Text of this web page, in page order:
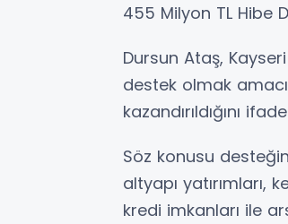
455 Milyon TL Hibe
Dursun Ataş,
destek olmak
kazandırıldığını
Söz konusu desteğin
altyapı
kredi imkanları ile